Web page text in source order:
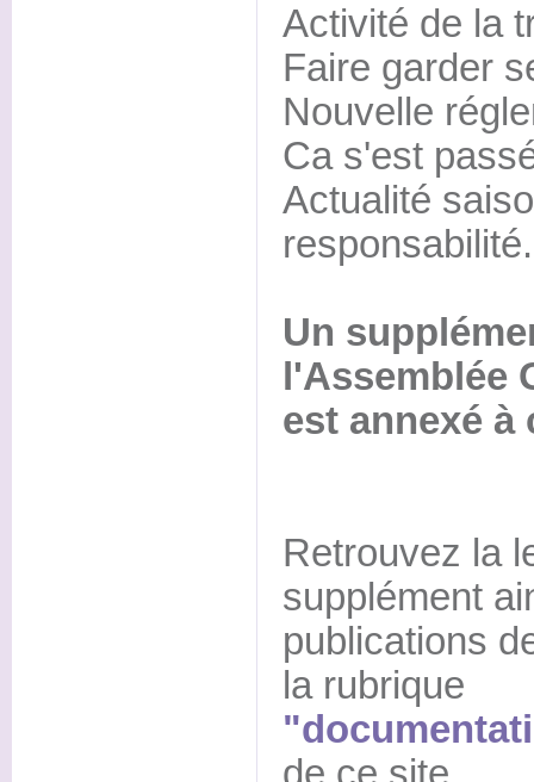
Activité de la
Faire garder
Nouvelle
Ca s'est
Actualité
responsabilité.
Un
l'Assemblée
est annexé à
Retrouvez la
supplément
publications
la rubrique